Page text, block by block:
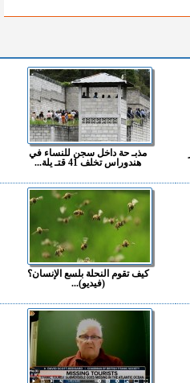
مذبـ حة داخل سجن للنساء في
هندوراس تخلف 41 قتـ يلة...
كيف تقوم النحلة بلسع الإنسان؟
(فيديو)...